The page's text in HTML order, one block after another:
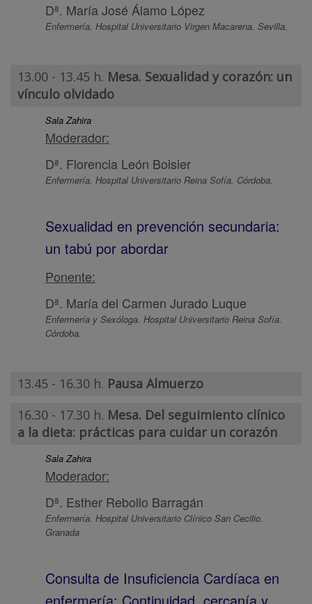
Dª. María José Álamo López
Enfermería. Hospital Universitario Virgen Macarena. Sevilla.
13.00 - 13.45 h. Mesa. Sexualidad y corazón: un
vínculo olvidado
Sala Zahira
Moderador:
Dª. Florencia León Boisier
Enfermería. Hospital Universitario Reina Sofía. Córdoba.
Sexualidad en prevención secundaria:
un tabú por abordar
Ponente:
Dª. María del Carmen Jurado Luque
Enfermería y Sexóloga. Hospital Universitario Reina Sofía.
Córdoba.
13.45 - 16.30 h. Pausa Almuerzo
16.30 - 17.30 h. Mesa. Del seguimiento clínico
a la dieta: prácticas para cuidar un corazón
Sala Zahira
Moderador:
Dª. Esther Rebollo Barragán
Enfermería. Hospital Universitario Clínico San Cecilio.
Granada
Consulta de Insuficiencia Cardíaca en